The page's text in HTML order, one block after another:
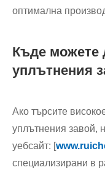
оптимална
Къде можете
уплътнения
Ако търсите
уплътнения завой,
уебсайт: [
специализирани в